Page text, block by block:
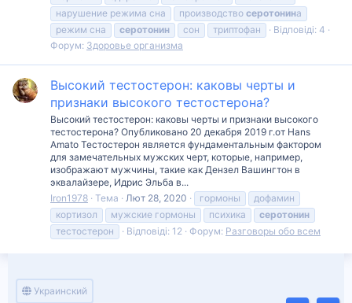
нарушение режима сна
производство серотонина
режим сна
серотонин сон триптофан
Відповіді: 4
Форум: Здоровье организма
Высокий тестостерон: каковы черты и
признаки высокого тестостерона?
Высокий тестостерон: каковы черты и признаки высокого
тестостерона? Опубликовано 20 декабря 2019 г.от Hans
Amato Тестостерон является фундаментальным фактором
для замечательных мужских черт, которые, например,
изображают мужчины, такие как Дензел Вашингтон в
эквалайзере, Идрис Эльба в...
Iron1978 Тема Лют 28, 2020 гормоны
дофамин
кортизол
мужские гормоны психика
серотонин
тестостерон
Відповіді: 12 Форум: Разговоры обо всем
Украинский